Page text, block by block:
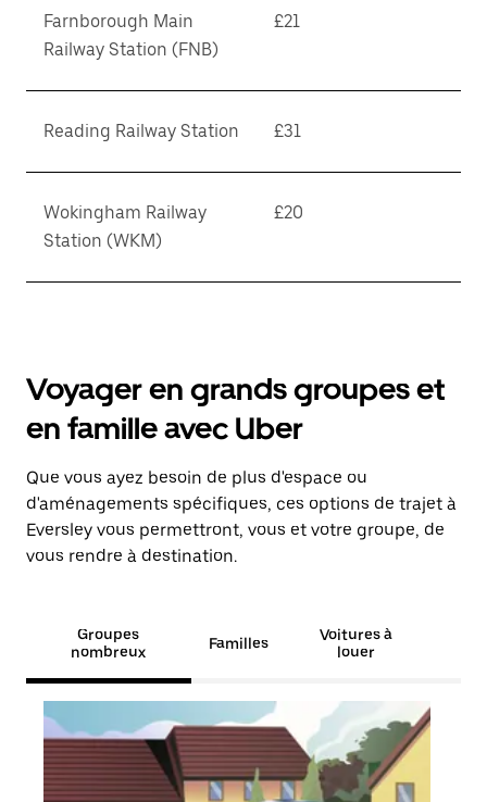
Farnborough Main
Railway Station (FNB)
£21
Reading Railway Station £31
Wokingham Railway
Station (WKM)
£20
Voyager en grands groupes et
en famille avec Uber
Que vous ayez besoin de plus d'espace ou
d'aménagements spécifiques, ces options de trajet à
Eversley vous permettront, vous et votre groupe, de
vous rendre à destination.
Groupes
nombreux
Familles
Voitures à
louer